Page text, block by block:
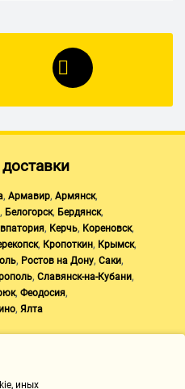
, Армавир, Армянск,
, Белогорск, Бердянск,
, Керчь, Кореновск,
, Кропоткин, Крымск,
, Ростов на Дону, Саки,
, Славянск-на-Кубани,
, Феодосия,
, Ялта
иных